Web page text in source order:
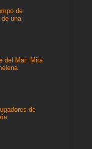
de
una
del Mar: Mira
de